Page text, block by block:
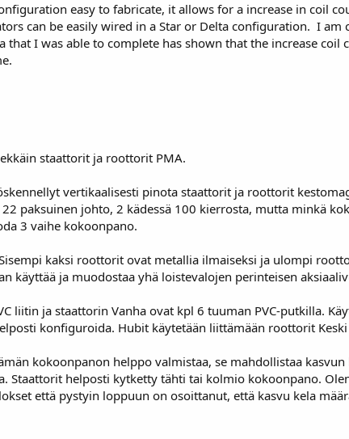
easy to fabricate, it allows for a increase in coil
can be easily wired in a Star or Delta configuration. I
that I was able to complete has shown that the increase
staattorit ja roottorit PMA.
vertikaalisesti pinota staattorit ja roottorit
paksuinen johto, 2 kädessä 100 kierrosta, mutta minkä
3 vaihe kokoonpano.
kaksi roottorit ovat metallia ilmaiseksi ja ulompi
käyttää ja muodostaa yhä loistevalojen perinteisen
liitin ja staattorin Vanha ovat kpl 6 tuuman PVC-putkilla.
konfiguroida. Hubit käytetään liittämään roottorit
kokoonpanon helppo valmistaa, se mahdollistaa
Staattorit helposti kytketty tähti tai kolmio kokoonpano.
että pystyin loppuun on osoittanut, että kasvu kela